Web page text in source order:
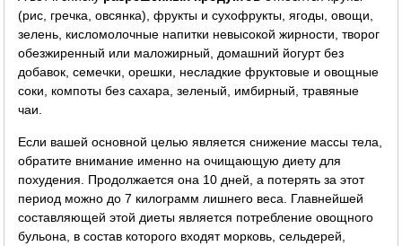
(рис, гречка, овсянка), фрукты и сухофрукты, ягоды, овощи,
зелень, кисломолочные напитки невысокой жирности, творог
обезжиренный или маложирный, домашний йогурт без
добавок, семечки, орешки, несладкие фруктовые и овощные
соки, компоты без сахара, зеленый, имбирный, травяные
чаи.
Если вашей основной целью является снижение массы тела,
обратите внимание именно на очищающую диету для
похудения. Продолжается она 10 дней, а потерять за этот
период можно до 7 килограмм лишнего веса. Главнейшей
составляющей этой диеты является потребление овощного
бульона, в состав которого входят морковь, сельдерей,